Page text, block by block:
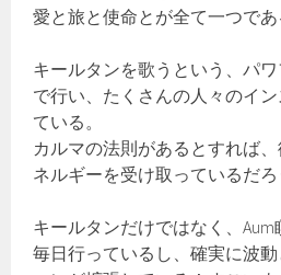
愛と旅と使命とが全て一つであ
キールタンを歌うという、パ
で行い、たくさんの人々のイ
ている。
カルマの法則があるとすれば
ネルギーを受け取っているだろ
キールタンだけではなく、
毎日行っているし、確実に波